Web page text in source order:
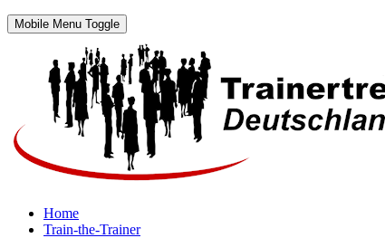
Mobile Menu Toggle
Home
Train-the-Trainer